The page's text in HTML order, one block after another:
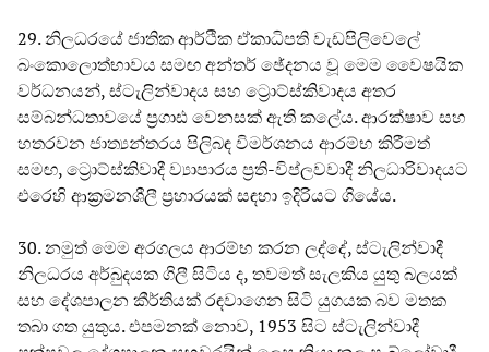
29. නිලධරයේ ජාතික ආර්ථික ඒකාධිපති වැඩපිලිවෙලේ
බංකොලොත්භාවය සමඟ අන්තර් ඡේදනය වූ මෙම වෛෂයික
වර්ධනයන්, ස්ටැලින්වාදය සහ ට්‍රොට්ස්කිවාදය අතර
සම්බන්ධතාවයේ ප්‍රගාඪ වෙනසක් ඇති කලේය. ආරක්ෂාව සහ
හතරවන ජාත්‍යන්තරය පිලිබඳ විමර්ශනය ආරම්භ කිරීමත්
සමඟ, ට්‍රොට්ස්කිවාදී ව්‍යාපාරය ප්‍රති-විප්ලවවාදී නිලධාරිවාදයට
එරෙහි ආක්‍රමනශීලී ප්‍රහාරයක් සඳහා ඉදිරියට ගියේය.
30. නමුත් මෙම අරගලය ආරම්භ කරන ලද්දේ, ස්ටැලින්වාදී
නිලධරය අර්බුදයක ගිලී සිටිය ද, තවමත් සැලකිය යුතු බලයක්
සහ දේශපාලන කීර්තියක් රඳවාගෙන සිටි යුගයක බව මතක
තබා ගත යුතුය. එපමනක් නොව, 1953 සිට ස්ටැලින්වාදී